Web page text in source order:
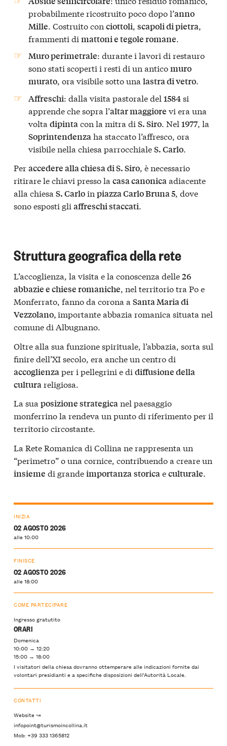
probabilmente ricostruito poco dopo l’anno
Mille. Costruito conciottoli,scapoli di pietra,
frammenti dimattoni e tegole romane.
Muro perimetrale: durante i lavori di restauro
sono stati scoperti i resti di un anticomuro
murato, ora visibile sotto unalastra di vetro.
Affreschi: dalla visita pastorale del1584si
apprende che sopra l’altar maggiore vi era una
voltadipintacon la mitra diS. Siro. Nel1977, la
Soprintendenzaha staccato l’affresco, ora
visibile nella chiesa parrocchialeS. Carlo.
Peraccedere alla chiesa di S. Siro, è necessario
ritirare le chiavi presso la casa canonicaadiacente
alla chiesa S. Carloin piazza Carlo Bruna 5, dove
sono esposti gli affreschi staccati.
Struttura geografica della rete
L’accoglienza, la visita e la conoscenza delle26
abbazie e chiese romaniche, nel territorio tra Po e
Monferrato, fanno da corona a Santa Maria di
Vezzolano,importante abbazia romanica situata nel
comune di Albugnano.
Oltre alla sua funzione spirituale, l’abbazia, sorta sul
finire dell’XI secolo, era anche un centro di
accoglienza per i pellegrini e di diffusione della
cultura religiosa.
La sua posizione strategicanel paesaggio
monferrino la rendeva un punto di riferimento per il
territorio circostante.
La Rete Romanica di Collina ne rappresenta un
“perimetro” o una cornice, contribuendo a creare un
insieme di grandeimportanzastoricaeculturale.
INIZIA
02 AGOSTO 2026
alle 10:00
FINISCE
02 AGOSTO 2026
alle 18:00
COME PARTECIPARE
Ingresso gratutito
ORARI
Domenica
10:00 → 12:20
15:00 → 18:00
I visitatori della chiesa dovranno ottemperare alle indicazioni fornite dai
volontari presidianti e a specifiche disposizioni dell’Autorità Locale.
CONTATTI
Website ↝
infopoint@turismoincollina.it
Mob: +39 333 1365812